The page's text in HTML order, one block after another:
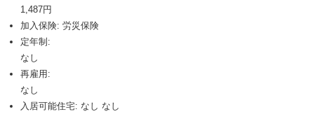
1,487円
加入保険: 労災保険
定年制:
なし
再雇用:
なし
入居可能住宅: なし なし